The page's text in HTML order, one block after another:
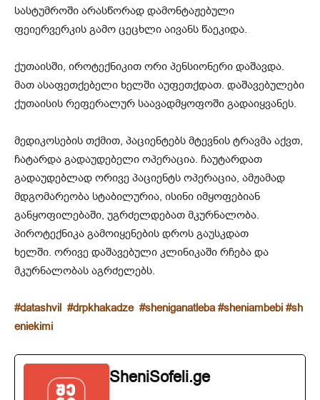
სასტუმროში არასწორად დამონტაჟებული
ფეიერვერკის გამო ცეცხლი აივანს წაეკიდა.
ქუთაისში, იროტექნიკით ორი პენსიონერი დაშავდა.
მათ ასაფეთქებელი ხელში აუფეთქდათ. დაშავებულები
ქუთაისის რეფერალურ საავადმყოფოში გადაიყვანეს.
მედიკოსების თქმით, პაციენტებს მტევნის ტრავმა აქვთ,
ჩატარდა გადაუდებელი ოპერაცია. ჩაუტარდათ
გადაუდებლად ორივე პაციენტს ოპერაცია, ამჟამად
მდგომარეობა სტაბილურია, ისინი იმყოფებიან
განყოფილებაში, უგრძელდებათ მკურნალობა.
პიროტექნიკა გამოიყენების დროს გაუსკდათ
ხელში. ორივე დაშავებული კლინიკაში რჩება და
მკურნალობას აგრძელებს.
#datashvil #drpkhakadze #sheniganatleba #sheniambebi #sh
eniekimi
SheniSofeli.ge